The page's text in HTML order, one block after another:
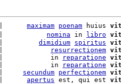
maximam poenam huius
nomina in libro
dimidium spiritus
resurrectionem
in
reparatione
in
reparatione
secundum perfectionem
apertus est, qui est